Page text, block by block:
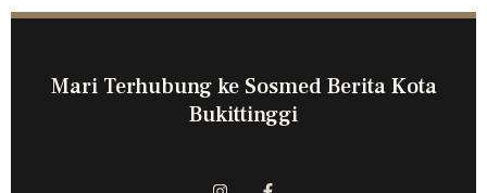
Mari Terhubung ke Sosmed Berita Kota
Bukittinggi